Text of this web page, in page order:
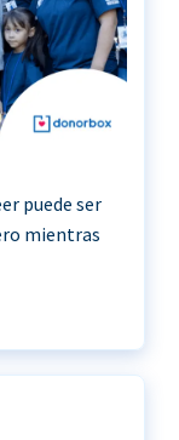
to-Peer |
puede ser
mientras